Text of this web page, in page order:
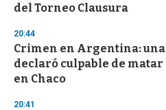
del Torneo Clausura
20:44
Crimen en Argentina: una
declaró culpable de matar
en Chaco
20:41